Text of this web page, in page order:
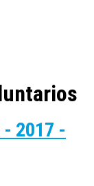
2017 -